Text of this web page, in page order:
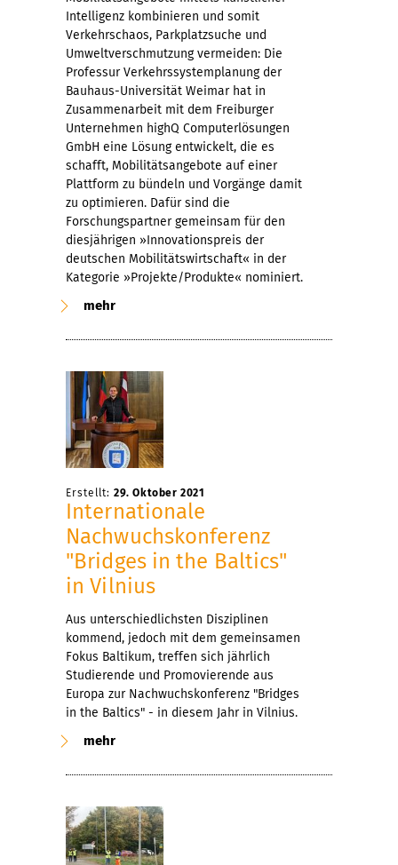
Intelligenz kombinieren und somit
Verkehrschaos, Parkplatzsuche und
Umweltverschmutzung vermeiden: Die
Professur Verkehrssystemplanung der
Bauhaus-Universität Weimar hat in
Zusammenarbeit mit dem Freiburger
Unternehmen highQ Computerlösungen
GmbH eine Lösung entwickelt, die es
schafft, Mobilitätsangebote auf einer
Plattform zu bündeln und Vorgänge damit
zu optimieren. Dafür sind die
Forschungspartner gemeinsam für den
diesjährigen »Innovationspreis der
deutschen Mobilitätswirtschaft« in der
Kategorie »Projekte/Produkte« nominiert.
mehr
Erstellt: 29. Oktober 2021
Internationale
Nachwuchskonferenz
"Bridges in the Baltics"
in Vilnius
Aus unterschiedlichsten Disziplinen
kommend, jedoch mit dem gemeinsamen
Fokus Baltikum, treffen sich jährlich
Studierende und Promovierende aus
Europa zur Nachwuchskonferenz "Bridges
in the Baltics" - in diesem Jahr in Vilnius.
mehr